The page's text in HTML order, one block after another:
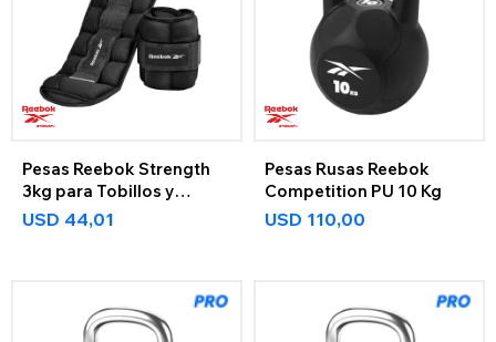
Pesas Reebok Strength
3kg para Tobillos y
Muñecas
USD 44,01
Pesas Rusas Reebok
Competition PU 10 Kg
USD 110,00